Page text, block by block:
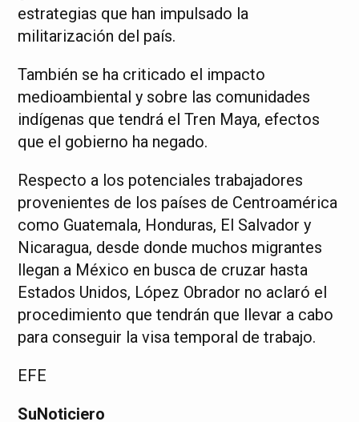
estrategias que han impulsado la
militarización del país.
También se ha criticado el impacto
medioambiental y sobre las comunidades
indígenas que tendrá el Tren Maya, efectos
que el gobierno ha negado.
Respecto a los potenciales trabajadores
provenientes de los países de Centroamérica
como Guatemala, Honduras, El Salvador y
Nicaragua, desde donde muchos migrantes
llegan a México en busca de cruzar hasta
Estados Unidos, López Obrador no aclaró el
procedimiento que tendrán que llevar a cabo
para conseguir la visa temporal de trabajo.
EFE
SuNoticiero